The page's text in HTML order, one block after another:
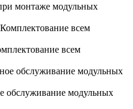
монтаже модульных
всем
обслуживание модульных